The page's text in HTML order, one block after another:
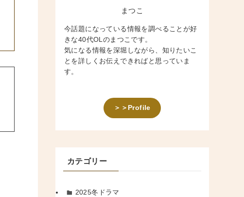
まつこ
今話題になっている情報を調べることが好
きな40代OLのまつこです。
気になる情報を深堀しながら、知りたいこ
とを詳しくお伝えできればと思っていま
す。
＞＞Profile
カテゴリー
2025冬ドラマ